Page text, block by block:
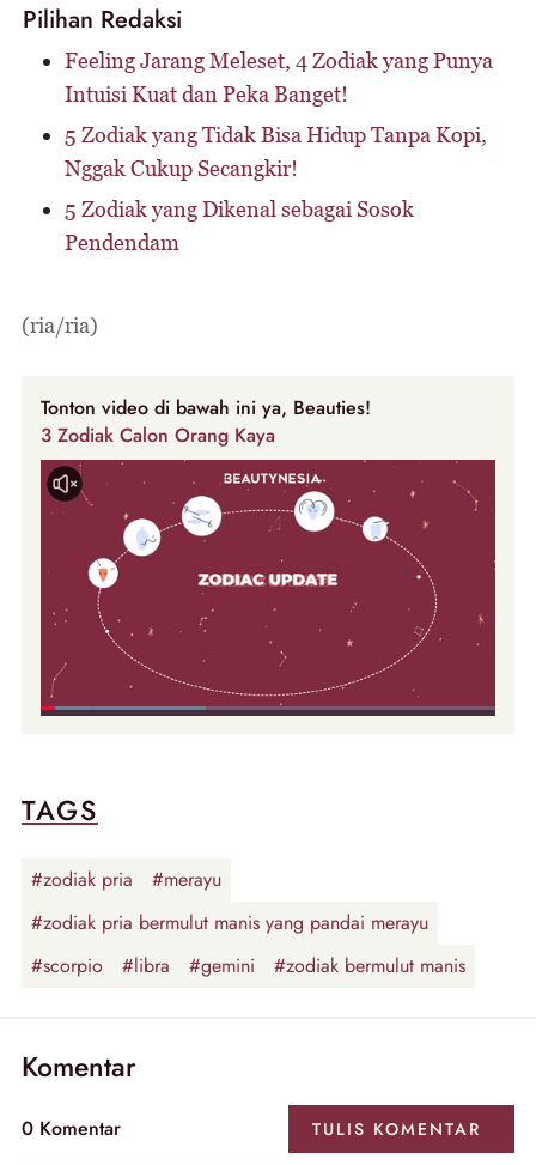
Pilihan Redaksi
Feeling Jarang Meleset, 4 Zodiak yang Punya
Intuisi Kuat dan Peka Banget!
5 Zodiak yang Tidak Bisa Hidup Tanpa Kopi,
Nggak Cukup Secangkir!
5 Zodiak yang Dikenal sebagai Sosok
Pendendam
(ria/ria)
Tonton video di bawah ini ya, Beauties!
3 Zodiak Calon Orang Kaya
TAGS
#zodiak pria
#merayu
#zodiak pria bermulut manis yang pandai merayu
#scorpio
#libra #gemini #zodiak bermulut manis
Komentar
0 Komentar TULIS KOMENTAR